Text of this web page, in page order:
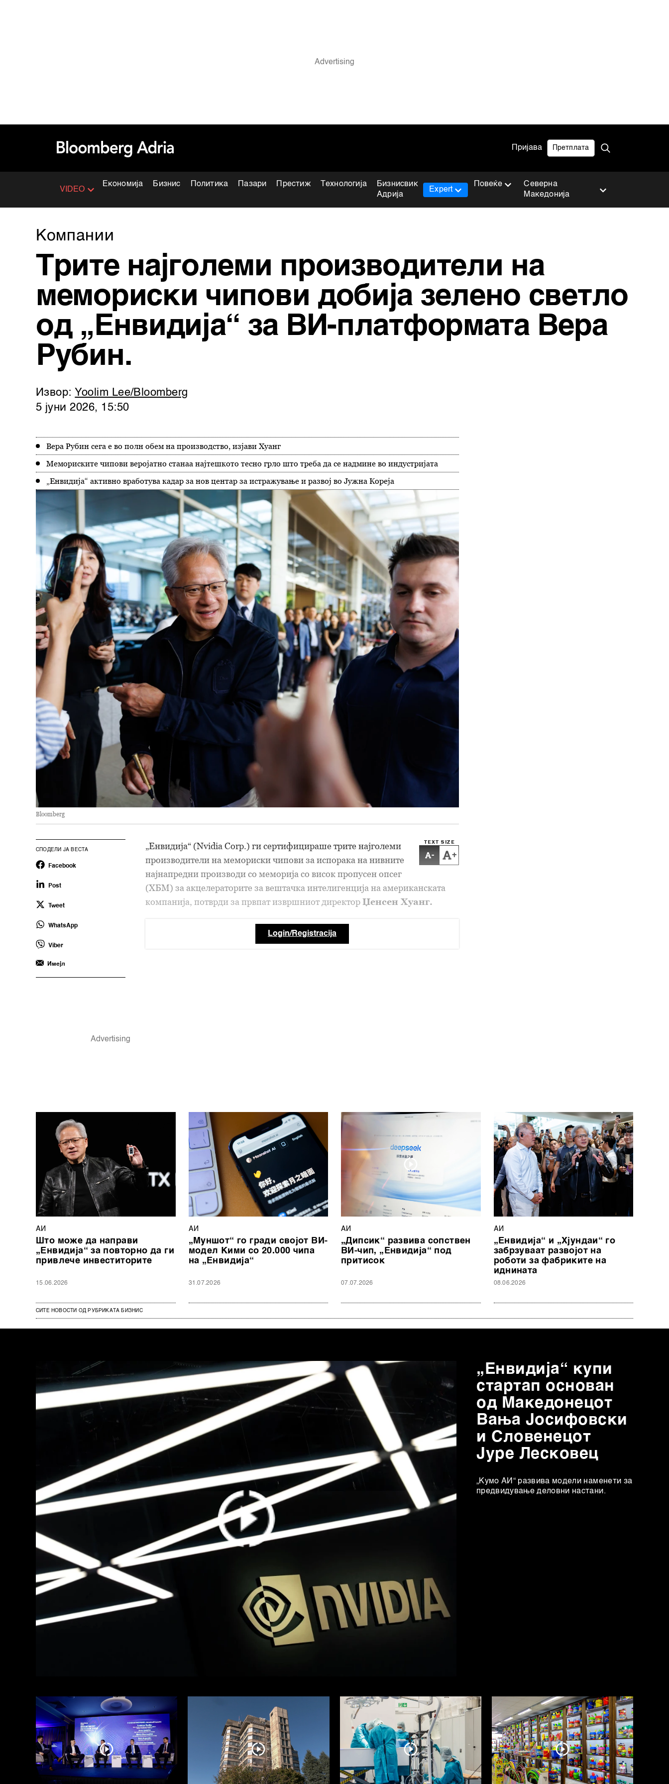
Пријава Претплата
VIDEO
Економија Бизнис Политика Пазари Престиж Технологија
Бизнисвик
Адрија
Северна
Македонија
Expert
Повеќе
Компании
Трите најголеми производители на
мемориски чипови добија зелено светло
од „Енвидија“ за ВИ-платформата Вера
Рубин.
Извор: Yoolim Lee/Bloomberg
5 јуни 2026, 15:50
Вера Рубин сега е во полн обем на производство, изјави Хуанг
Мемориските чипови веројатно станаа најтешкото тесно грло што треба да се надмине во индустријата
„Енвидија“ активно вработува кадар за нов центар за истражување и развој во Јужна Кореја
Bloomberg
СПОДЕЛИ ЈА ВЕСТА
Facebook
Post
Tweet
WhatsApp
Viber
Имејл
TEXT SIZE
- +
„Енвидија“ (Nvidia Corp.) ги сертифицираше трите најголеми
производители на мемориски чипови за испорака на нивните
најнапредни производи со меморија со висок пропусен опсег
(ХБМ) за акцелераторите за вештачка интелигенција на американската
компанија, потврди за првпат извршниот директорЏенсен Хуанг.
Login/Registracija
АИ
Што може да направи
„Енвидија“ за повторно да ги
привлече инвеститорите
15.06.2026
АИ
„Муншот“ го гради својот ВИ-
модел Кими со 20.000 чипа
на „Енвидија“
31.07.2026
АИ
„Дипсик“ развива сопствен
ВИ-чип, „Енвидија“ под
притисок
07.07.2026
АИ
„Енвидија“ и „Хјундаи“ го
забрзуваат развојот на
роботи за фабриките на
иднината
08.06.2026
СИТЕ НОВОСТИ ОД РУБРИКАТА БИЗНИС
„Енвидија“ купи
стартап основан
од Mакедонецот
Вања Јосифовски
и Словенецот
Јуре Лесковец
„Кумо АИ“ развива модели наменети за
предвидување деловни настани.